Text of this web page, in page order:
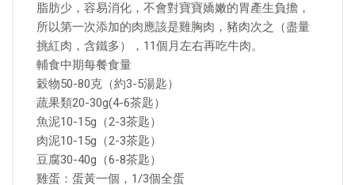
脂肪少，容易消化，不會對寶寶嬌嫩的胃產生負擔，
所以第一次添加的肉應該是雞胸肉，豬肉次之（盡量
挑紅肉，含鐵多），11個月左右再吃牛肉。
輔食中期每餐食量
穀物50-80克（約3-5湯匙）
蔬果類20-30g(4-6茶匙）
魚泥10-15g（2-3茶匙）
肉泥10-15g（2-3茶匙）
豆腐30-40g（6-8茶匙）
雞蛋：蛋黃一個，1/3個全蛋